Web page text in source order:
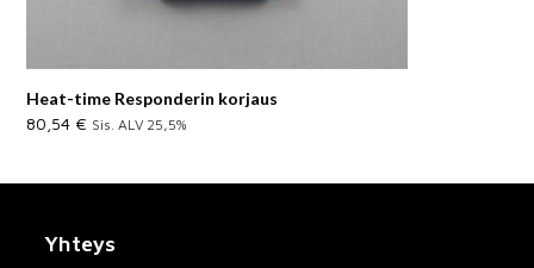
Heat-time Responderin korjaus
80,54 € Sis. ALV 25,5%
Yhteys